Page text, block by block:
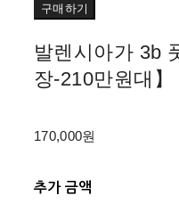
구매하기
발렌시아가 3b
장-210만원대】
170,000원
추가 금액